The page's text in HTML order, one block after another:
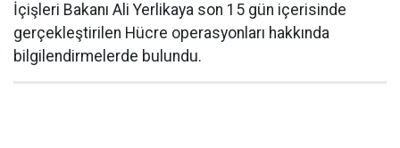
İçişleri Bakanı Ali Yerlikaya son 15 gün içerisinde
gerçekleştirilen Hücre operasyonları hakkında
bilgilendirmelerde bulundu.